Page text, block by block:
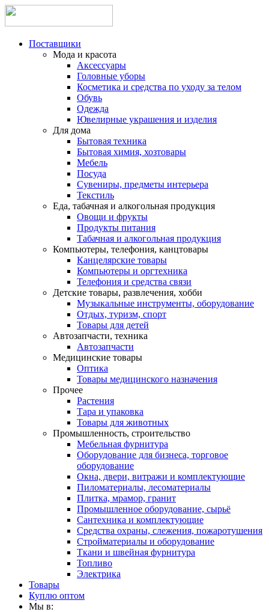
Поставщики
Мода и красота
Аксессуары
Головные уборы
Косметика и средства по уходу за телом
Обувь
Одежда
Ювелирные украшения и изделия
Для дома
Бытовая техника
Бытовая химия, хозтовары
Мебель
Посуда
Сувениры, предметы интерьера
Текстиль
Еда, табачная и алкогольная продукция
Овощи и фрукты
Продукты питания
Табачная и алкогольная продукция
Компьютеры, телефония, канцтовары
Канцелярские товары
Компьютеры и оргтехника
Телефония и средства связи
Детские товары, развлечения, хобби
Музыкальные инструменты, оборудование
Отдых, туризм, спорт
Товары для детей
Автозапчасти, техника
Автозапчасти
Медицинские товары
Оптика
Товары медицинского назначения
Прочее
Растения
Тара и упаковка
Товары для животных
Промышленность, строительство
Мебельная фурнитура
Оборудование для бизнеса, торговое
оборудование
Окна, двери, витражи и комплектующие
Пиломатериалы, лесоматериалы
Плитка, мрамор, гранит
Промышленное оборудование, сырьё
Сантехника и комплектующие
Средства охраны, слежения, пожаротушения
Стройматериалы и оборудование
Ткани и швейная фурнитура
Топливо
Электрика
Товары
Куплю оптом
Мы в: